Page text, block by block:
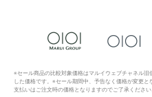
※セール商品の比較対象価格はマルイウェブチャネル
した価格です。※セール期間中、予告なく価格が変更
支払いはご注文時の価格となりますのでご了承ください